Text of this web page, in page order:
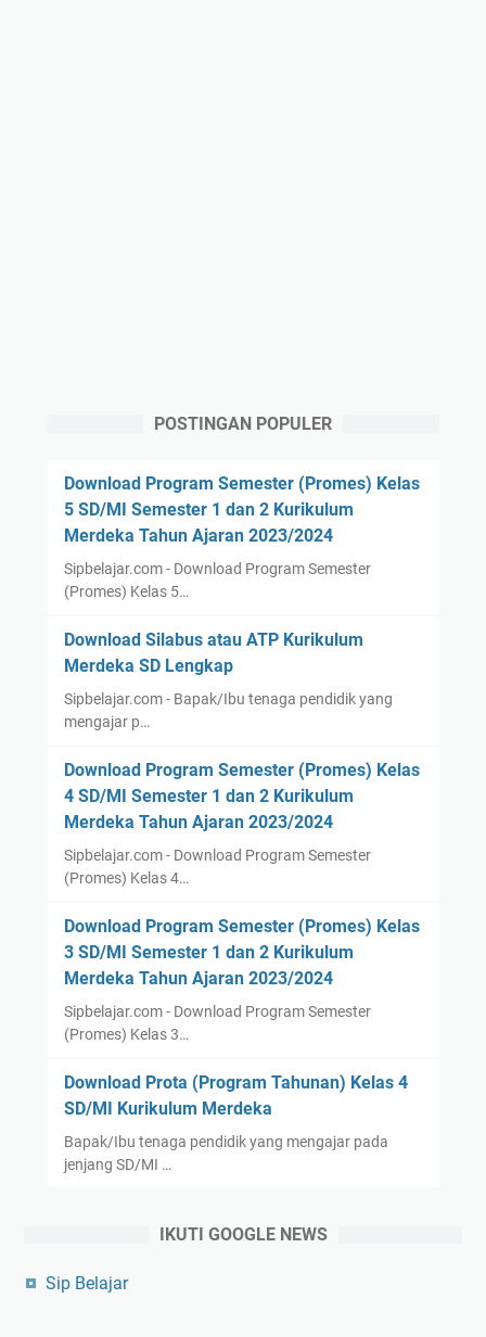
POSTINGAN POPULER
Download Program Semester (Promes) Kelas
5 SD/MI Semester 1 dan 2 Kurikulum
Merdeka Tahun Ajaran 2023/2024
Sipbelajar.com - Download Program Semester
(Promes) Kelas 5…
Download Silabus atau ATP Kurikulum
Merdeka SD Lengkap
Sipbelajar.com - Bapak/Ibu tenaga pendidik yang
mengajar p…
Download Program Semester (Promes) Kelas
4 SD/MI Semester 1 dan 2 Kurikulum
Merdeka Tahun Ajaran 2023/2024
Sipbelajar.com - Download Program Semester
(Promes) Kelas 4…
Download Program Semester (Promes) Kelas
3 SD/MI Semester 1 dan 2 Kurikulum
Merdeka Tahun Ajaran 2023/2024
Sipbelajar.com - Download Program Semester
(Promes) Kelas 3…
Download Prota (Program Tahunan) Kelas 4
SD/MI Kurikulum Merdeka
Bapak/Ibu tenaga pendidik yang mengajar pada
jenjang SD/MI …
IKUTI GOOGLE NEWS
Sip Belajar